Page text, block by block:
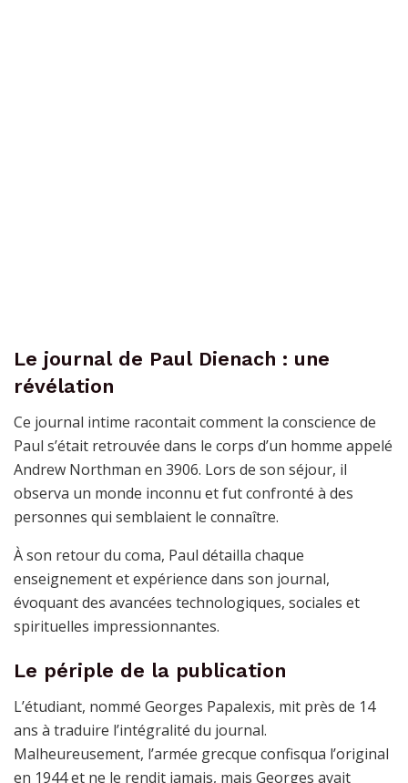
Le journal de Paul Dienach : une
révélation
Ce journal intime racontait comment la conscience de
Paul s’était retrouvée dans le corps d’un homme appelé
Andrew Northman en 3906. Lors de son séjour, il
observa un monde inconnu et fut confronté à des
personnes qui semblaient le connaître.
À son retour du coma, Paul détailla chaque
enseignement et expérience dans son journal,
évoquant des avancées technologiques, sociales et
spirituelles impressionnantes.
Le périple de la publication
L’étudiant, nommé Georges Papalexis, mit près de 14
ans à traduire l’intégralité du journal.
Malheureusement, l’armée grecque confisqua l’original
en 1944 et ne le rendit jamais, mais Georges avait